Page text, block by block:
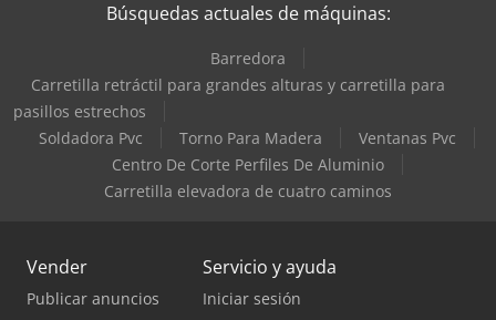
Búsquedas actuales de máquinas:
Barredora
Carretilla retráctil para grandes alturas y carretilla para
pasillos estrechos
Soldadora Pvc
Torno Para Madera
Ventanas Pvc
Centro De Corte Perfiles De Aluminio
Carretilla elevadora de cuatro caminos
Vender
Publicar anuncios
Servicio y ayuda
Iniciar sesión